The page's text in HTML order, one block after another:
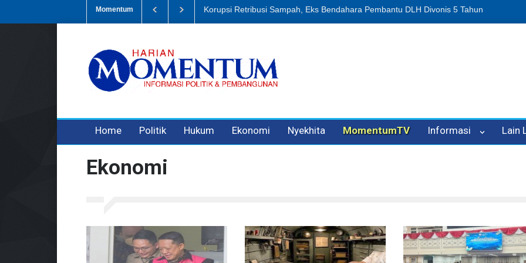
Momentum Dugaan Penipuan Oleh Oknum Kadis, Kuasa Hukum Pelapor Desak Polisi Tetapkan P-
Home Politik Hukum Ekonomi Nyekhita MomentumTV Informasi Lain
Ekonomi